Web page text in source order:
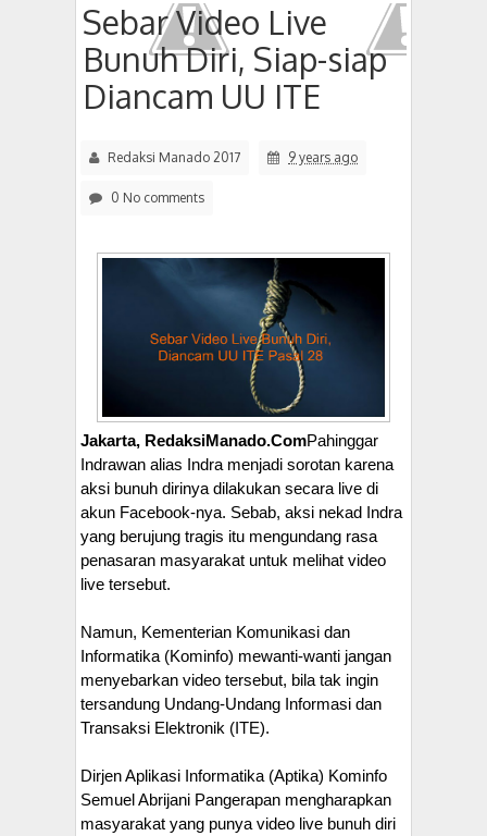
Sebar Video Live
Bunuh Diri, Siap-siap
Diancam UU ITE
Redaksi Manado 2017 9 years ago
0 No comments
Jakarta, RedaksiManado.ComPahinggar
Indrawan alias Indra menjadi sorotan karena
aksi bunuh dirinya dilakukan secara live di
akun Facebook-nya. Sebab, aksi nekad Indra
yang berujung tragis itu mengundang rasa
penasaran masyarakat untuk melihat video
live tersebut.
Namun, Kementerian Komunikasi dan
Informatika (Kominfo) mewanti-wanti jangan
menyebarkan video tersebut, bila tak ingin
tersandung Undang-Undang Informasi dan
Transaksi Elektronik (ITE).
Dirjen Aplikasi Informatika (Aptika) Kominfo
Semuel Abrijani Pangerapan mengharapkan
masyarakat yang punya video live bunuh diri